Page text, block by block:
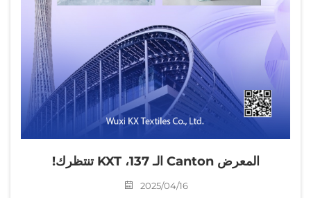
المعرض Canton الـ 137، KXT تنتظرك!
2025/04/16